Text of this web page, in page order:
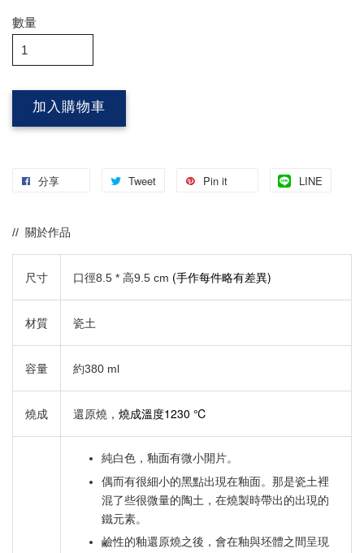
數量
加入購物車
分享 Tweet Pin it LINE
// 關於作品
尺寸 口徑8.5 * 高9.5 cm (手作每件略有差異)
材質 瓷土
容量 約380 ml
燒成 還原燒， 燒成溫度1230 ℃
純白色，釉面有微小開片。
偶而有很細小的黑點出現在釉面。那是瓷土裡
混了些很微量的陶土，在燒製時帶出的出現的
鐵元素。
鹼性的釉還原燒之後，會在釉與坯體之間呈現